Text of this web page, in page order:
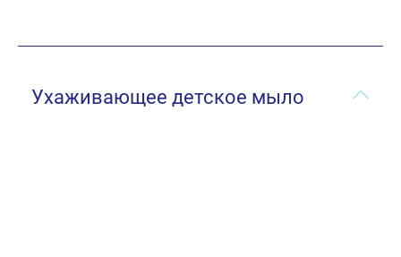
Ухаживающее детское мыло